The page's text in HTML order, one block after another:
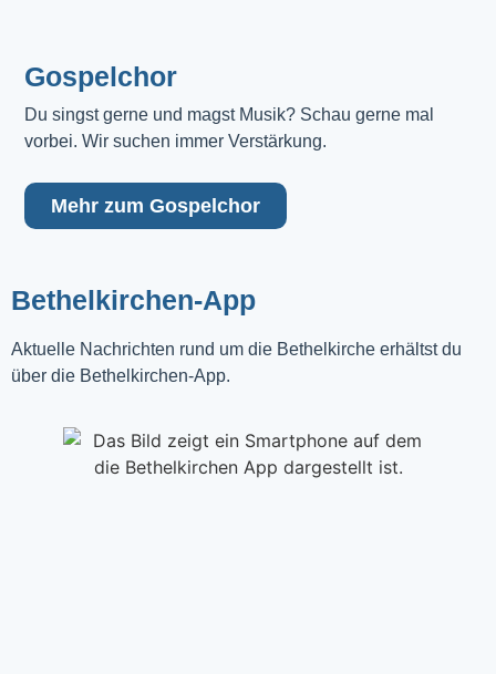
Gospelchor
Du singst gerne und magst Musik? Schau gerne mal
vorbei. Wir suchen immer Verstärkung.
Mehr zum Gospelchor
Bethelkirchen-App
Aktuelle Nachrichten rund um die Bethelkirche erhältst du
über die Bethelkirchen-App.